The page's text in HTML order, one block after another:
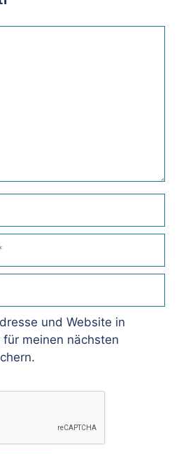
und Website in
meinen nächsten